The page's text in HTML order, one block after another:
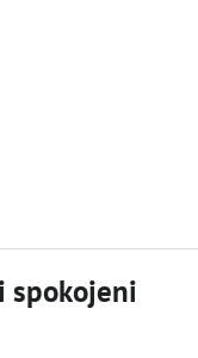
spokojeni